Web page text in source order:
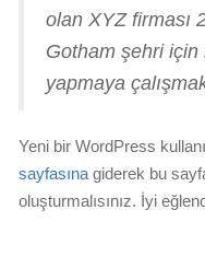
olan XYZ firması
Gotham şehri
yapmaya
Yeni bir WordPress
sayfasına giderek bu
oluşturmalısınız. İyi